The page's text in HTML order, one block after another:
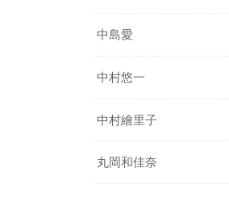
中島愛
中村悠一
中村繪里子
丸岡和佳奈